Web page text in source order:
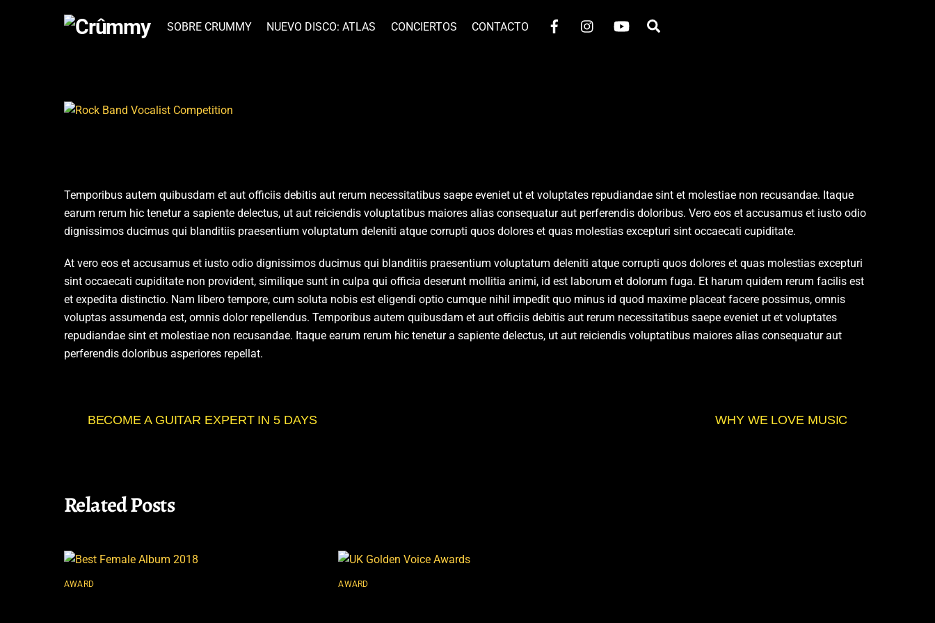
FacebookInstagramYouTube
SOBRE CRUMMY NUEVO DISCO: ATLAS CONCIERTOS CONTACTO
Temporibus autem quibusdam et aut officiis debitis aut rerum necessitatibus saepe eveniet ut et voluptates repudiandae sint et molestiae non recusandae. Itaque
earum rerum hic tenetur a sapiente delectus, ut aut reiciendis voluptatibus maiores alias consequatur aut perferendis doloribus. Vero eos et accusamus et iusto odio
dignissimos ducimus qui blanditiis praesentium voluptatum deleniti atque corrupti quos dolores et quas molestias excepturi sint occaecati cupiditate.
At vero eos et accusamus et iusto odio dignissimos ducimus qui blanditiis praesentium voluptatum deleniti atque corrupti quos dolores et quas molestias excepturi
sint occaecati cupiditate non provident, similique sunt in culpa qui officia deserunt mollitia animi, id est laborum et dolorum fuga. Et harum quidem rerum facilis est
et expedita distinctio. Nam libero tempore, cum soluta nobis est eligendi optio cumque nihil impedit quo minus id quod maxime placeat facere possimus, omnis
voluptas assumenda est, omnis dolor repellendus. Temporibus autem quibusdam et aut officiis debitis aut rerum necessitatibus saepe eveniet ut et voluptates
repudiandae sint et molestiae non recusandae. Itaque earum rerum hic tenetur a sapiente delectus, ut aut reiciendis voluptatibus maiores alias consequatur aut
perferendis doloribus asperiores repellat.
BECOME A GUITAR EXPERT IN 5 DAYS WHY WE LOVE MUSIC
Related Posts
AWARD AWARD